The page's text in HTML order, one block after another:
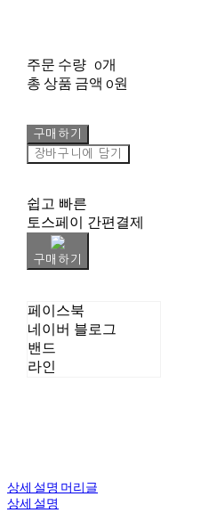
주문 수량 0개
총 상품 금액 0원
구매하기
장바구니에 담기
쉽고 빠른
토스페이 간편결제
구매하기
페이스북
네이버 블로그
밴드
라인
상세 설명 머리글
상세 설명